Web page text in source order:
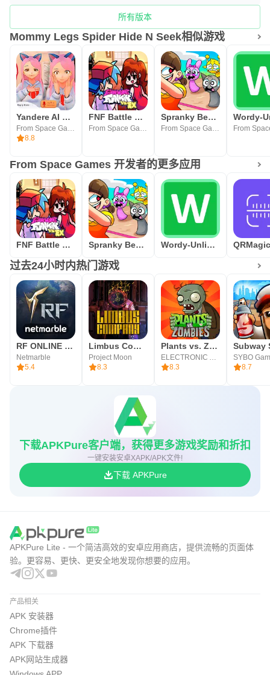
所有版本
Mommy Legs Spider Hide N Seek相似游戏
Yandere AI Virtual Girlfriend
From Space Games
8.8
FNF Battle Dance all Mods
From Space Games
Spranky Beatbox Survival
From Space Games
From Space Games 开发者的更多应用
FNF Battle Dance all Mods Spranky Beatbox Survival Wordy-Unlimited Daily Word
过去24小时内热门游戏
RF ONLINE NEXT
Netmarble
5.4
Limbus Company
Project Moon
8.3
Plants vs. Zombies™
ELECTRONIC ARTS
8.3
SYBO
8.7
下载APKPure客户端，获得更多游戏奖励和折扣
一键安装安卓XAPK/APK文件!
下载 APKPure
APKPure Lite - 一个简洁高效的安卓应用商店，提供流畅的页面体
验。更容易、更快、更安全地发现你想要的应用。
产品相关
APK 安装器
Chrome插件
APK 下载器
APK网站生成器